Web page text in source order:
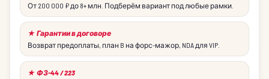
От 200 000 ₽ до 8+ млн. Подберём вариант под любые рамки.
★ Гарантии в договоре
Возврат предоплаты, план B на форс-мажор, NDA для VIP.
★ ФЗ-44 / 223